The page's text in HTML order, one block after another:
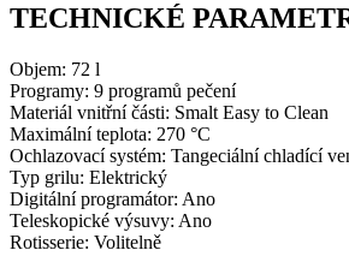
TECHNICKÉ
Objem: 72 l
Programy: 9 programů pečení
Materiál vnitřní části: Smalt Easy to Clean
Maximální teplota: 270 °C
Ochlazovací systém: Tangeciální chladící
Typ grilu: Elektrický
Digitální programátor: Ano
Teleskopické výsuvy: Ano
Rotisserie: Volitelně